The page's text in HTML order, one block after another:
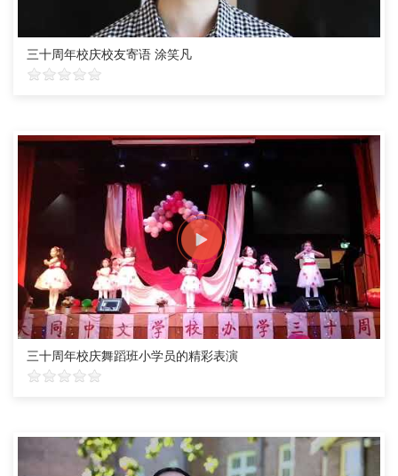
三十周年校庆校友寄语 涂笑凡
三十周年校庆舞蹈班小学员的精彩表演